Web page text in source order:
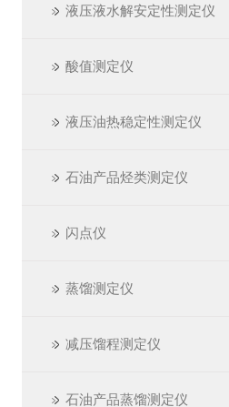
液压液水解安定性测定仪
酸值测定仪
液压油热稳定性测定仪
石油产品烃类测定仪
闪点仪
蒸馏测定仪
减压馏程测定仪
石油产品蒸馏测定仪